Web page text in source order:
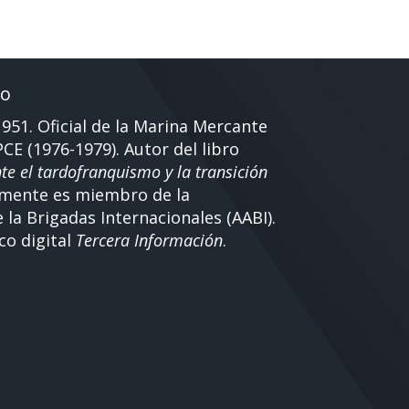
Oficial de la Marina Mercante
(1976-1979). Autor del libro
el tardofranquismo y la transición
es miembro de la
Brigadas Internacionales (AABI).
digital Tercera Información.